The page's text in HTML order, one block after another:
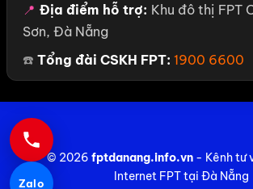
📍 Địa điểm hỗ trợ: Khu đô thị FPT
Sơn, Đà Nẵng
☎️ Tổng đài CSKH FPT: 1900 6600
Zalo
© 2026 fptdanang.info.vn - Kênh tư
Internet FPT tại Đà Nẵng